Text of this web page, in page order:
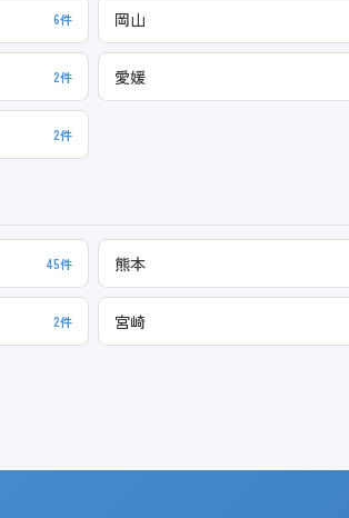
6件 岡山
2件 愛媛
2件
45件 熊本
2件 宮崎